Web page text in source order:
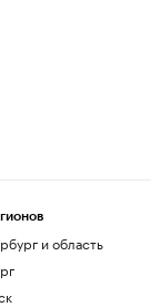
и область